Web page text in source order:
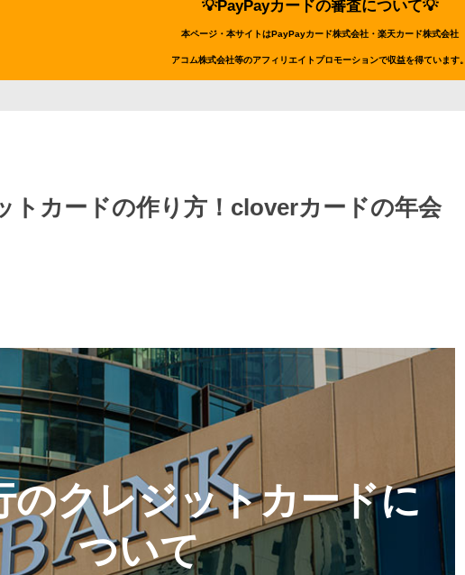
💡PayPayカードの審査について💡
本ページ・本サイトはPayPayカード株式会社・楽天カード株式会社
アコム株式会社等のアフィリエイトプロモーションで収益を得ています。
トカードの作り方！cloverカードの年会
のクレジットカードに
ついて